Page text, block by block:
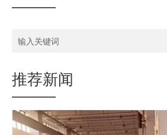
输入关键词
推荐新闻